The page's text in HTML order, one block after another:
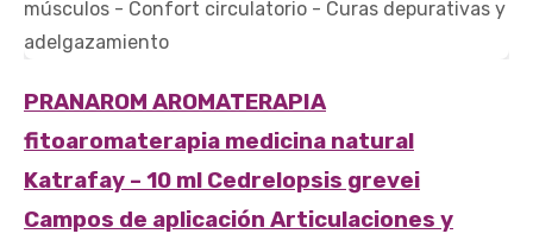
PRANAROM AROMATERAPIA
fitoaromaterapia medicina natural
Katrafay – 10 ml Cedrelopsis grevei
Campos de aplicación Articulaciones y